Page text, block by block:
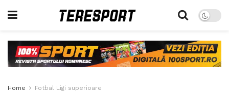
Home Fotbal Ligi superioare